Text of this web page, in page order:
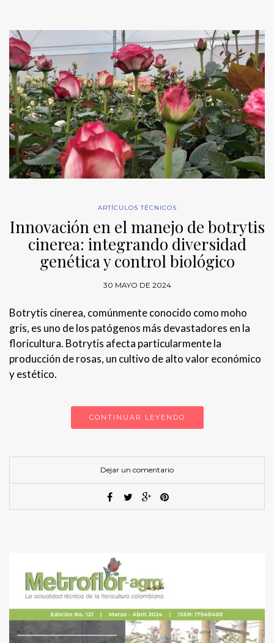
ARTÍCULOS TÉCNICOS
Innovación en el manejo de botrytis
cinerea: integrando diversidad
genética y control biológico
30 MAYO DE 2024
Botrytis cinerea, comúnmente conocido como moho
gris, es uno de los patógenos más devastadores en la
floricultura. Botrytis afecta particularmente la
producción de rosas, un cultivo de alto valor económico
y estético.
CONTINUAR LEYENDO
Dejar un comentario